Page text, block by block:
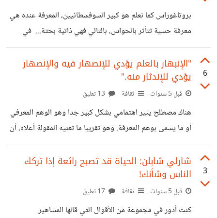
عن الفلاسفة، فإنني كلما قرأت رأي أحدهم عنه أشعر انه يحتوي
على جزء من الصحة، فمنهم من يرى ان
بروتاغوراس كما نعلم هو كبير السوفسطائيين، المعرفة عنده هي
معرفة حسية تتأثر بالحواس، بالتالي فهي ذاتية بحتة... في
محاولة بائسة مني لفهم المعنى المقصود وراء هذا القول، جربت
أن آخذه على أن الإنسان هو الذي يقرر مجرى الأمور في ظل كل
ما يتحرك حوله. فلم يبدو ذلك واضحا... كان من الممكن أن
أذهب مباشرة لمحركات البحث لأبحث عن القصد منها تحديدا،
لكن ما المغزى إن لم أفكر فيها بنفسي لأكون نظرتي الخاصة. نحن
بني الإنسان، لا يمكننا إنكار أثرنا على
6
"الإنبهار بالعلم يؤدي للإنصهار فيه والإنصهار
يؤدي للإندثار منه."
قبل 5 سنوات ثقافة
هناك مصطلح يثير اهتمامي بشكل كبير جدا وهو الوهم المعرفي
أو ما يسمى بوهم المعرفة. وهو تقريبا ما تعنيه المقولة أعلاه، أن
نظن ونعتقد أننا أصبحنا نمتلك معرفة معينة ونكون سعداء بذلك
لمجرد امتلاكنا لمعلومات قليلة مختلطة هنا وهناك لدرجة قد
تجعلنا في بعض الأحيان متغطرسين! بل وقد تدفع بنا للهاوية
لأننا حرفيا قد نضيع وسط أفكارنا (تنصهر) وسنتوقف عن البحث
والتقصي في سبيل إيجاد المزيد من العلم لأننا سنظن أننا قد
3
شارلي شابلن: الحياة قد تصبح رائعة إذا تركك
الناس وشأنك!
قبل 5 سنوات ثقافة
كنت أدور في مجموعة من الأقوال التي قالها المشاهير